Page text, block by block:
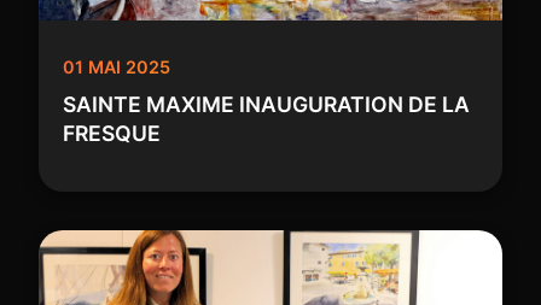
01 MAI 2025
SAINTE MAXIME INAUGURATION DE LA
FRESQUE